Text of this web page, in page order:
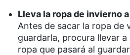
Lleva la ropa de invierno
Antes de sacar la ropa de
guardarla, procura llevar
ropa que pasará al